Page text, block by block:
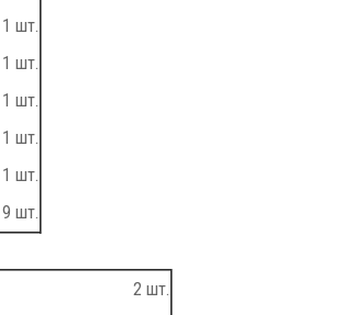
1 шт.
1 шт.
1 шт.
1 шт.
1 шт.
9 шт.
2 шт.